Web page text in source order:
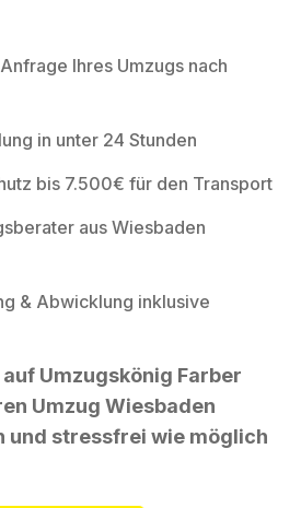
Ihres Umzugs nach
in unter 24 Stunden
bis 7.500€ für den Transport
aus Wiesbaden
& Abwicklung inklusive
Umzugskönig Farber
Umzug Wiesbaden
und stressfrei wie möglich